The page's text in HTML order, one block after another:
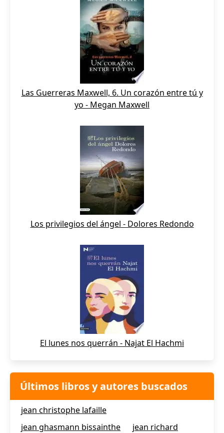
Las Guerreras Maxwell, 6. Un corazón entre tú y
yo - Megan Maxwell
Los privilegios del ángel - Dolores Redondo
El lunes nos querrán - Najat El Hachmi
Últimos libros y autores buscados
jean christophe lafaille
jean ghasmann bissainthe
jean richard